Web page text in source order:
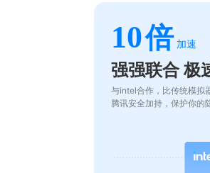
10倍 加速
强强联合 极
与intel合作，比传统模拟
腾讯安全加持，保护你的